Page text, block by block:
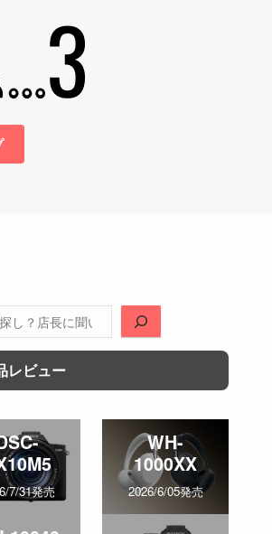
レビュー
7/31発売
WH-
1000XX
2026/6/05発売